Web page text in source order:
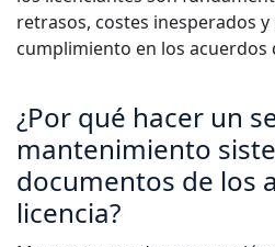
retrasos, costes inesperados
cumplimiento en los acuerdos
¿Por qué hacer un
mantenimiento
documentos de los
licencia?